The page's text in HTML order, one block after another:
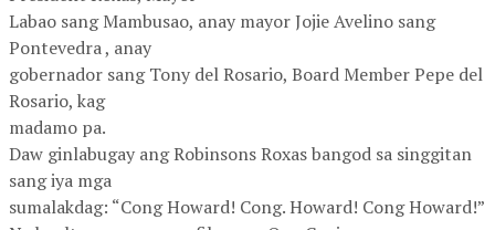
Labao sang Mambusao, anay mayor Jojie Avelino sang
Pontevedra , anay
gobernador sang Tony del Rosario, Board Member Pepe del
Rosario, kag
madamo pa.
Daw ginlabugay ang Robinsons Roxas bangod sa singgitan
sang iya mga
sumalakdag: “Cong Howard! Cong. Howard! Cong Howard!”